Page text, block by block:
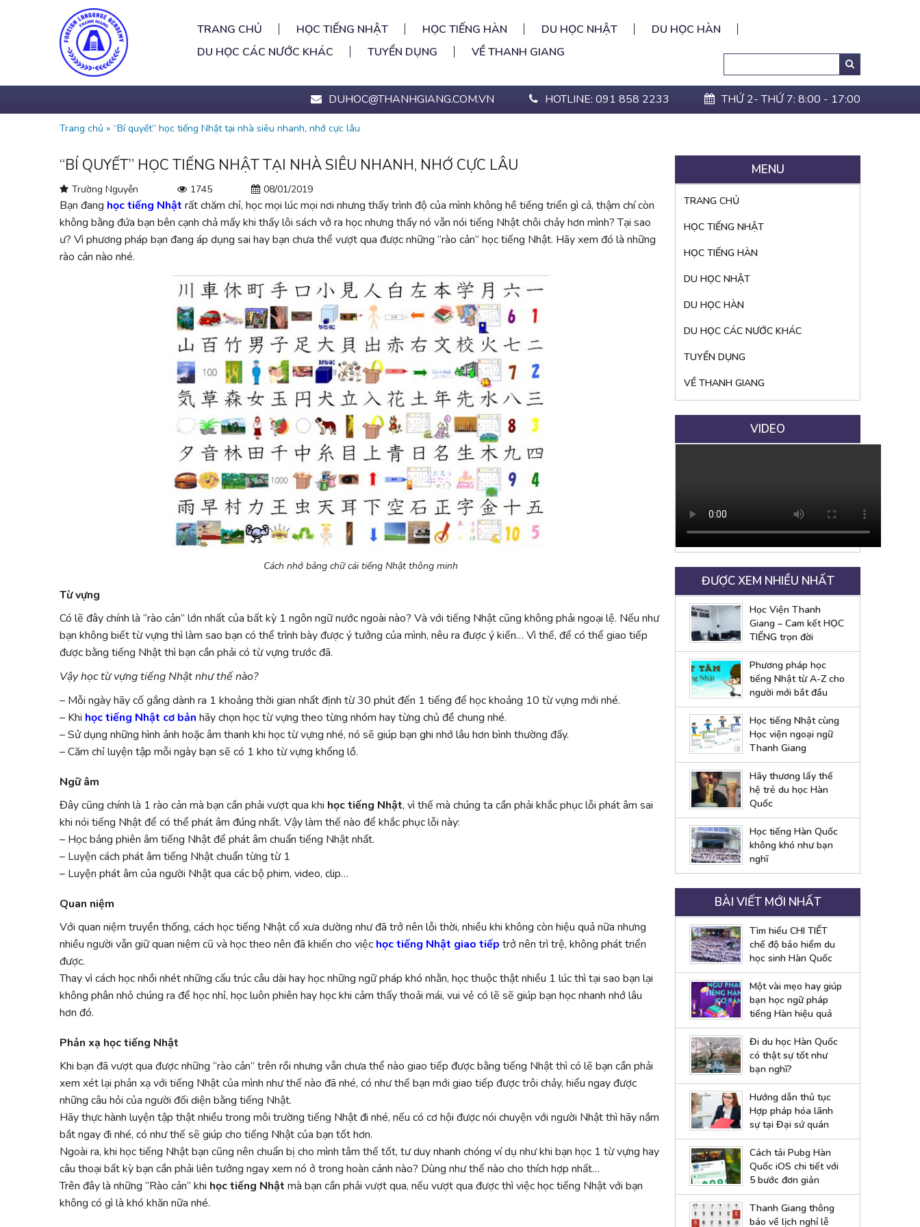
kiếm:
Search
TRANG CHỦ HỌC TIẾNG NHẬT HỌC TIẾNG HÀN DU HỌC NHẬT
DU HỌC HÀN
DU HỌC CÁC NƯỚC KHÁC
TUYỂN DỤNG VỀ THANH GIANG
DUHOC@THANHGIANG.COM.VN HOTLINE: 091 858 2233 THỨ 2- THỨ 7: 8:00 - 17:00
Trang chủ » “Bí quyết” học tiếng Nhật tại nhà siêu nhanh, nhớ cực lâu
“BÍ QUYẾT” HỌC TIẾNG NHẬT TẠI NHÀ SIÊU NHANH, NHỚ CỰC LÂU
Trường Nguyễn 1745 08/01/2019
Bạn đang học tiếng Nhật rất chăm chỉ, học mọi lúc mọi nơi nhưng thấy trình độ của mình không hề tiếng triển gì cả, thậm chí còn
không bằng đứa bạn bên cạnh chả mấy khi thấy lôi sách vở ra học nhưng thấy nó vẫn nói tiếng Nhật chôi chảy hơn mình? Tại sao
ư? Vì phương pháp bạn đang áp dụng sai hay bạn chưa thể vượt qua được những “rào cản” học tiếng Nhật. Hãy xem đó là những
rào cản nào nhé.
Cách nhớ bảng chữ cái tiếng Nhật thông minh
Từ vựng
Có lẽ đây chính là “rào cản” lớn nhất của bất kỳ 1 ngôn ngữ nước ngoài nào? Và với tiếng Nhật cũng không phải ngoại lệ. Nếu như
bạn không biết từ vựng thì làm sao bạn có thể trình bày được ý tưởng của mình, nêu ra được ý kiến… Vì thế, để có thể giao tiếp
được bằng tiếng Nhật thì bạn cần phải có từ vựng trước đã.
Vậy học từ vựng tiếng Nhật như thế nào?
– Mỗi ngày hãy cố gắng dành ra 1 khoảng thời gian nhất định từ 30 phút đến 1 tiếng để học khoảng 10 từ vựng mới nhé.
– Khi học tiếng Nhật cơ bản hãy chọn học từ vựng theo từng nhóm hay từng chủ đề chung nhé.
– Sử dụng những hình ảnh hoặc âm thanh khi học từ vựng nhé, nó sẽ giúp bạn ghi nhớ lâu hơn bình thường đấy.
– Căm chỉ luyện tập mỗi ngày bạn sẽ có 1 kho từ vựng khổng lồ.
Ngữ âm
Đây cũng chính là 1 rào cản mà bạn cần phải vượt qua khi học tiếng Nhật, vì thế mà chúng ta cần phải khắc phục lỗi phát âm sai
khi nói tiếng Nhật để có thể phát âm đúng nhất. Vậy làm thế nào để khắc phục lỗi này:
– Học bảng phiên âm tiếng Nhật để phát âm chuẩn tiếng Nhật nhất.
– Luyện cách phát âm tiếng Nhật chuẩn từng từ 1
– Luyện phát âm của người Nhật qua các bộ phim, video, clip…
Quan niệm
Với quan niệm truyền thống, cách học tiếng Nhật cổ xưa dường như đã trở nên lỗi thời, nhiều khi không còn hiệu quả nữa nhưng
nhiều người vẫn giữ quan niệm cũ và học theo nên đã khiến cho việc học tiếng Nhật giao tiếp trở nên trì trệ, không phát triển
được.
Thay vì cách học nhồi nhét những cấu trúc câu dài hay học những ngữ pháp khó nhằn, học thuộc thật nhiều 1 lúc thì tại sao bạn lại
không phân nhỏ chúng ra để học nhỉ, học luôn phiên hay học khi cảm thấy thoải mái, vui vẻ có lẽ sẽ giúp bạn học nhanh nhớ lâu
hơn đó.
Phản xạ học tiếng Nhật
Khi bạn đã vượt qua được những “rào cản” trên rồi nhưng vẫn chưa thể nào giao tiếp được bằng tiếng Nhật thì có lẽ bạn cần phải
xem xét lại phản xạ với tiếng Nhật của mình như thế nào đã nhé, có như thế bạn mới giao tiếp được trôi chảy, hiểu ngay được
những câu hỏi của người đối diện bằng tiếng Nhật.
Hãy thực hành luyện tập thật nhiều trong môi trường tiếng Nhật đi nhé, nếu có cơ hội được nói chuyện với người Nhật thì hãy nắm
bắt ngay đi nhé, có như thế sẽ giúp cho tiếng Nhật của bạn tốt hơn.
Ngoài ra, khi học tiếng Nhật bạn cũng nên chuẩn bị cho mình tâm thế tốt, tư duy nhanh chóng ví dụ như khi bạn học 1 từ vựng hay
câu thoại bất kỳ bạn cần phải liên tưởng ngay xem nó ở trong hoàn cảnh nào? Dùng như thế nào cho thích hợp nhất…
Trên đây là những “Rào cản” khi học tiếng Nhật mà bạn cần phải vượt qua, nếu vượt qua được thì việc học tiếng Nhật với bạn
không có gì là khó khăn nữa nhé.
MENU
TRANG CHỦ
HỌC TIẾNG NHẬT
HỌC TIẾNG HÀN
DU HỌC NHẬT
DU HỌC HÀN
DU HỌC CÁC NƯỚC KHÁC
TUYỂN DỤNG
VỀ THANH GIANG
VIDEO
ĐƯỢC XEM NHIỀU NHẤT
Học Viện Thanh
Giang – Cam kết HỌC
TIẾNG trọn đời
Phương pháp học
tiếng Nhật từ A-Z cho
người mới bắt đầu
Học tiếng Nhật cùng
Học viện ngoại ngữ
Thanh Giang
Hãy thương lấy thế
hệ trẻ du học Hàn
Quốc
Học tiếng Hàn Quốc
không khó như bạn
nghĩ
BÀI VIẾT MỚI NHẤT
Tìm hiểu CHI TIẾT
chế độ bảo hiểm du
học sinh Hàn Quốc
Một vài mẹo hay giúp
bạn học ngữ pháp
tiếng Hàn hiệu quả
Đi du học Hàn Quốc
có thật sự tốt như
bạn nghĩ?
Hướng dẫn thủ tục
Hợp pháp hóa lãnh
sự tại Đại sứ quán
Hàn Quốc
Cách tải Pubg Hàn
Quốc iOS chi tiết với
5 bước đơn giản
Thanh Giang thông
báo về lịch nghỉ lễ